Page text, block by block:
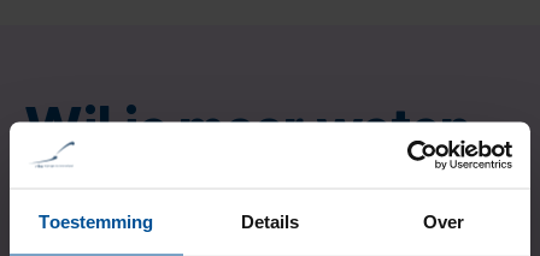
Toestemming Details Over
Wil je meer weten
over de RIBW?